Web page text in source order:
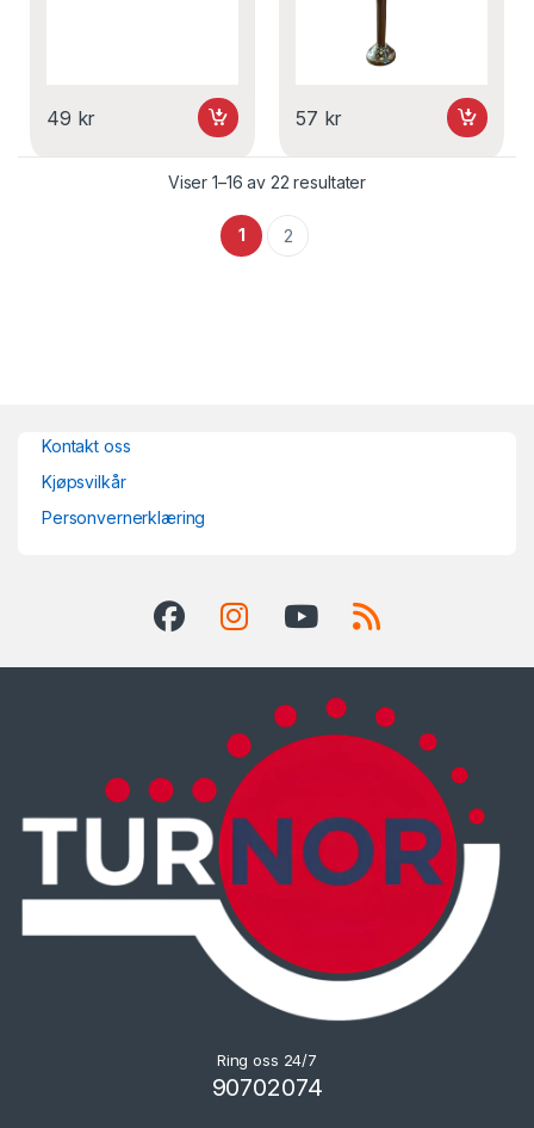
49 kr 57 kr
Viser 1–16 av 22 resultater
1 2
Kontakt oss
Kjøpsvilkår
Personvernerklæring
Ring oss 24/7
90702074